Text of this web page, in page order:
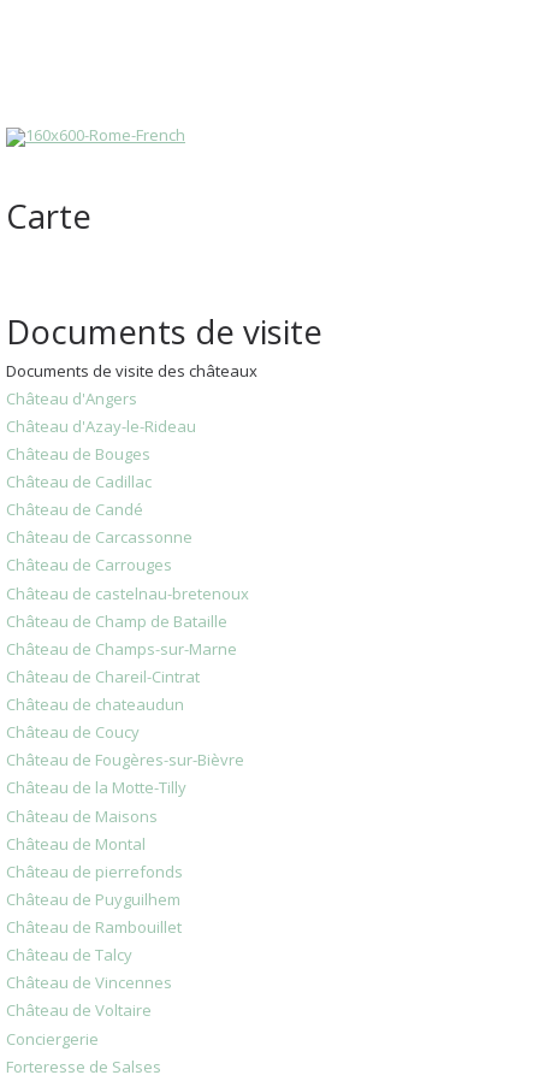
Carte
Documents de visite
Documents de visite des châteaux
Château d'Angers
Château d'Azay-le-Rideau
Château de Bouges
Château de Cadillac
Château de Candé
Château de Carcassonne
Château de Carrouges
Château de castelnau-bretenoux
Château de Champ de Bataille
Château de Champs-sur-Marne
Château de Chareil-Cintrat
Château de chateaudun
Château de Coucy
Château de Fougères-sur-Bièvre
Château de la Motte-Tilly
Château de Maisons
Château de Montal
Château de pierrefonds
Château de Puyguilhem
Château de Rambouillet
Château de Talcy
Château de Vincennes
Château de Voltaire
Conciergerie
Forteresse de Salses